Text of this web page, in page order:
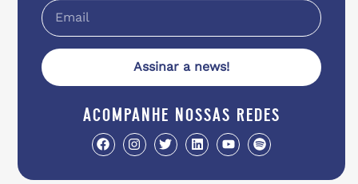
Assinar a news!
acompanhe nossas redes